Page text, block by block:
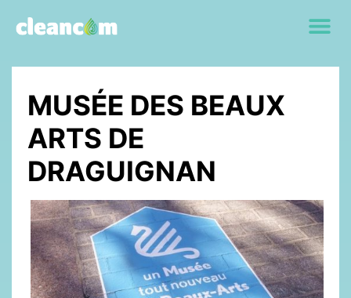
MUSÉE DES BEAUX
ARTS DE
DRAGUIGNAN